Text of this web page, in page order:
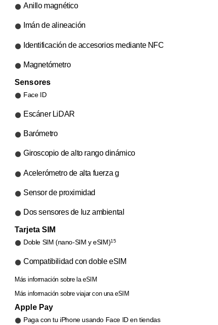
Anillo magnético
Imán de alineación
Identificación de accesorios mediante NFC
Magnetómetro
Sensores
Face ID
Escáner LiDAR
Barómetro
Giroscopio de alto rango dinámico
Acelerómetro de alta fuerza g
Sensor de proximidad
Dos sensores de luz ambiental
Tarjeta SIM
Doble SIM (nano-SIM y eSIM)15
Compatibilidad con doble eSIM
Más información sobre la eSIM
Más información sobre viajar con una eSIM
Apple Pay
Paga con tu iPhone usando Face ID en tiendas